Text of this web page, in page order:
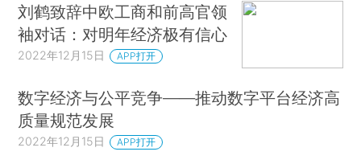
刘鹤致辞中欧工商和前高官领
袖对话：对明年经济极有信心
2022年12月15日 APP打开
数字经济与公平竞争——推动数字平台经济高
质量规范发展
2022年12月15日 APP打开